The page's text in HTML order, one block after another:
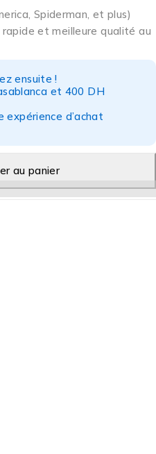
Spiderman, et plus)
rapide et meilleure qualité au
ensuite !
et 400 DH
expérience d’achat
au panier